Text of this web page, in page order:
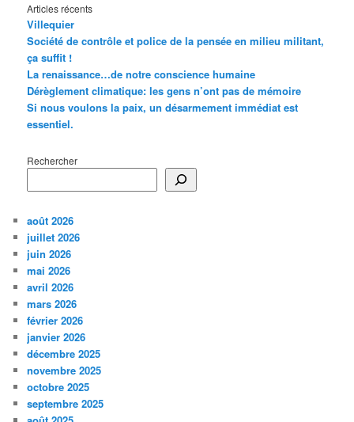
Articles récents
Villequier
Société de contrôle et police de la pensée en milieu militant,
ça suffit !
La renaissance…de notre conscience humaine
Dérèglement climatique: les gens n’ont pas de mémoire
Si nous voulons la paix, un désarmement immédiat est
essentiel.
Rechercher
août 2026
juillet 2026
juin 2026
mai 2026
avril 2026
mars 2026
février 2026
janvier 2026
décembre 2025
novembre 2025
octobre 2025
septembre 2025